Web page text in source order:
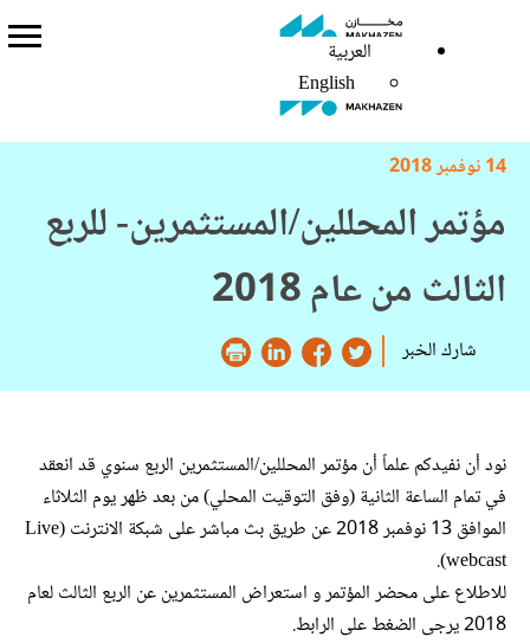
العربية
English
العربية
English
14 نوفمبر 2018
مؤتمر المحللين/المستثمرين- للربع
الثالث من عام 2018
شارك الخبر
نود أن نفيدكم علماً أن مؤتمر المحللين/المستثمرين الربع سنوي قد انعقد
في تمام الساعة الثانية (وفق التوقيت المحلي) من بعد ظهر يوم الثلاثاء
الموافق 13 نوفمبر 2018 عن طريق بث مباشر على شبكة الانترنت (Live
webcast).
للاطلاع على محضر المؤتمر و استعراض المستثمرين عن الربع الثالث لعام
2018 يرجى الضغط على الرابط.